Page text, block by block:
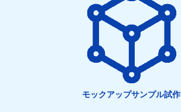
モックアップサンプル試作